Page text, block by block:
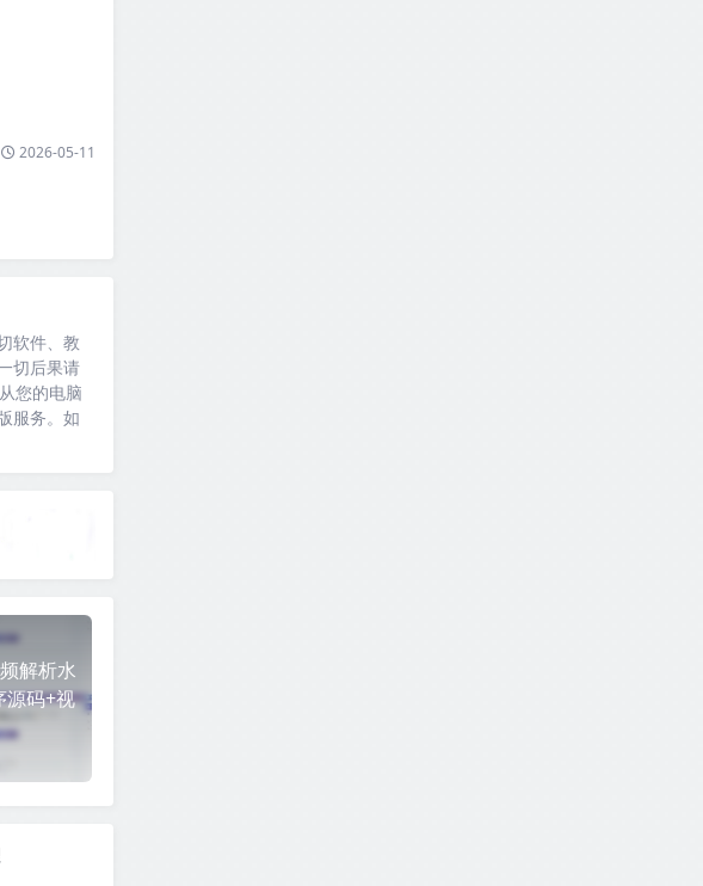
2026-05-11
软件、教
切后果请
您的电脑
服务。如
解析水
源码+视